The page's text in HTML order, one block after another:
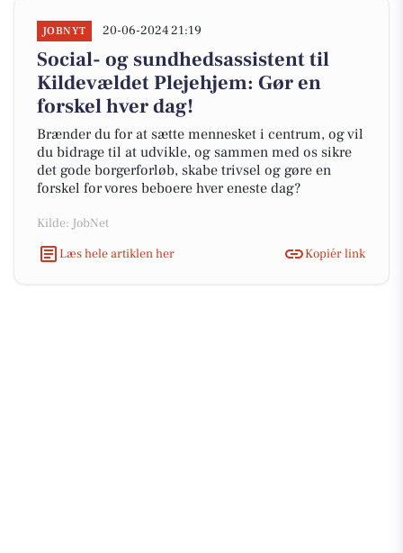
JOBNYT 20-06-2024 21:19
Social- og sundhedsassistent til
Kildevældet Plejehjem: Gør en
forskel hver dag!
Brænder du for at sætte mennesket i centrum, og vil
du bidrage til at udvikle, og sammen med os sikre
det gode borgerforløb, skabe trivsel og gøre en
forskel for vores beboere hver eneste dag?
Kilde: JobNet
Læs hele artiklen her
Kopiér link